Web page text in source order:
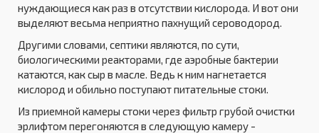
нуждающиеся как раз в отсутствии кислорода. И вот они
выделяют весьма неприятно пахнущий сероводород.
Другими словами, септики являются, по сути,
биологическими реакторами, где аэробные бактерии
катаются, как сыр в масле. Ведь к ним нагнетается
кислород и обильно поступают питательные стоки.
Из приемной камеры стоки через фильтр грубой очистки
эрлифтом перегоняются в следующую камеру -